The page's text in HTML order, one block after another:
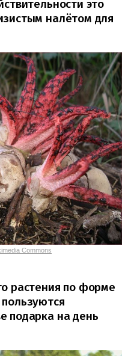
это
налётом для
Commons
растения по форме
подарка на день